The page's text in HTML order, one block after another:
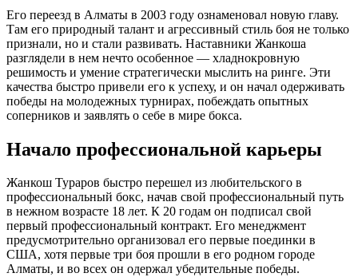
Его переезд в Алматы в 2003 году ознаменовал новую главу.
Там его природный талант и агрессивный стиль боя не только
признали, но и стали развивать. Наставники Жанкоша
разглядели в нем нечто особенное — хладнокровную
решимость и умение стратегически мыслить на ринге. Эти
качества быстро привели его к успеху, и он начал одерживать
победы на молодежных турнирах, побеждать опытных
соперников и заявлять о себе в мире бокса.
Начало профессиональной карьеры
Жанкош Тураров быстро перешел из любительского в
профессиональный бокс, начав свой профессиональный путь
в нежном возрасте 18 лет. К 20 годам он подписал свой
первый профессиональный контракт. Его менеджмент
предусмотрительно организовал его первые поединки в
США, хотя первые три боя прошли в его родном городе
Алматы, и во всех он одержал убедительные победы.